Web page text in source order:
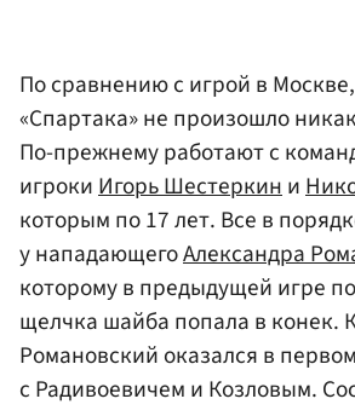
По сравнению с игрой в
«Спартака» не произошло
По-прежнему работают с
игрокиИгорь Шестеркини
которым по 17 лет. Все в
у нападающегоАлександра
которому в предыдущей игре
щелчка шайба попала в конек.
Романовский оказался в
с Радивоевичем и Козловым.